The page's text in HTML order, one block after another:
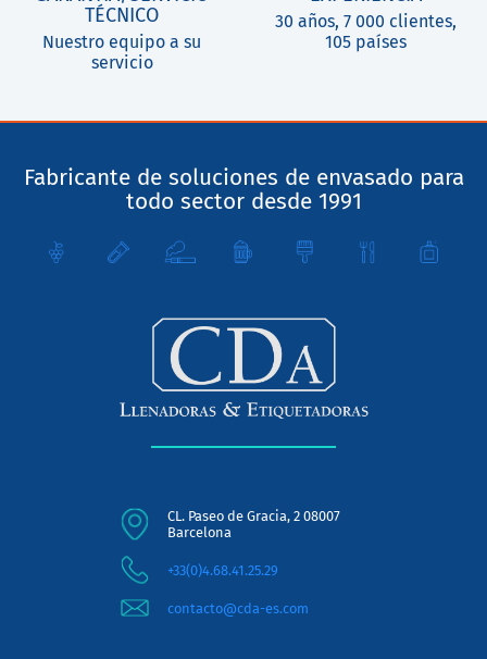
TÉCNICO
Nuestro equipo a su
servicio
30 años, 7 000 clientes,
105 países
Fabricante de soluciones de envasado para
todo sector desde 1991
CL. Paseo de Gracia, 2 08007
Barcelona
+33(0)4.68.41.25.29
contacto@cda-es.com